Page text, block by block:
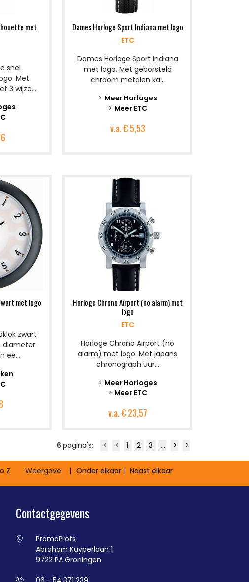
met
snel
Met
3 wijze...
Dames Horloge Sport Indiana met logo
ETC
Dames Horloge Sport Indiana
met logo. Met geborsteld
chroom metalen ka...
> Meer Horloges
> Meer ETC
v.a.€ 5,53
met logo
zwart
diameter
ee...
Horloge Chrono Airport (no alarm) met
logo
ETC
Horloge Chrono Airport (no
alarm) met logo. Met japans
chronograph uur...
> Meer Horloges
> Meer ETC
v.a.€ 23,57
6 pagina's: < < 1 2 3 ... > >
Z Weergave: Onder elkaar Naast elkaar
Contactgegevens
PromoProfs
Abraham Kuyperlaan 1
9722 PA Groningen
06 - 54 371 239